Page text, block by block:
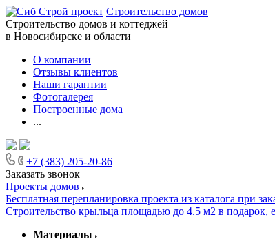
Строительство домов
Строительство домов и коттеджей
в Новосибирске и области
О компании
Отзывы клиентов
Наши гарантии
Фотогалерея
Построенные дома
...
+7 (383) 205-20-86
Заказать звонок
Проекты домов
Бесплатная перепланировка проекта из каталога при
Строительство крыльца площадью до 4.5 м2 в подарок,
Материалы